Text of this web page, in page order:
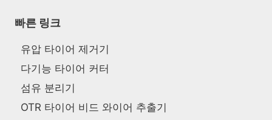
빠른 링크
유압 타이어 제거기
다기능 타이어 커터
섬유 분리기
OTR 타이어 비드 와이어 추출기